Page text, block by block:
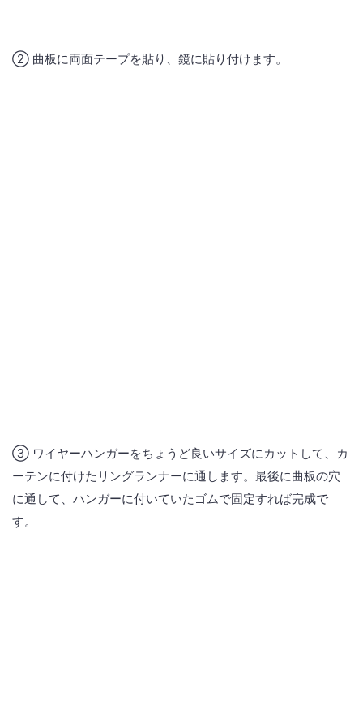
② 曲板に両面テープを貼り、鏡に貼り付けます。
③ ワイヤーハンガーをちょうど良いサイズにカットして、カ
ーテンに付けたリングランナーに通します。最後に曲板の穴
に通して、ハンガーに付いていたゴムで固定すれば完成で
す。